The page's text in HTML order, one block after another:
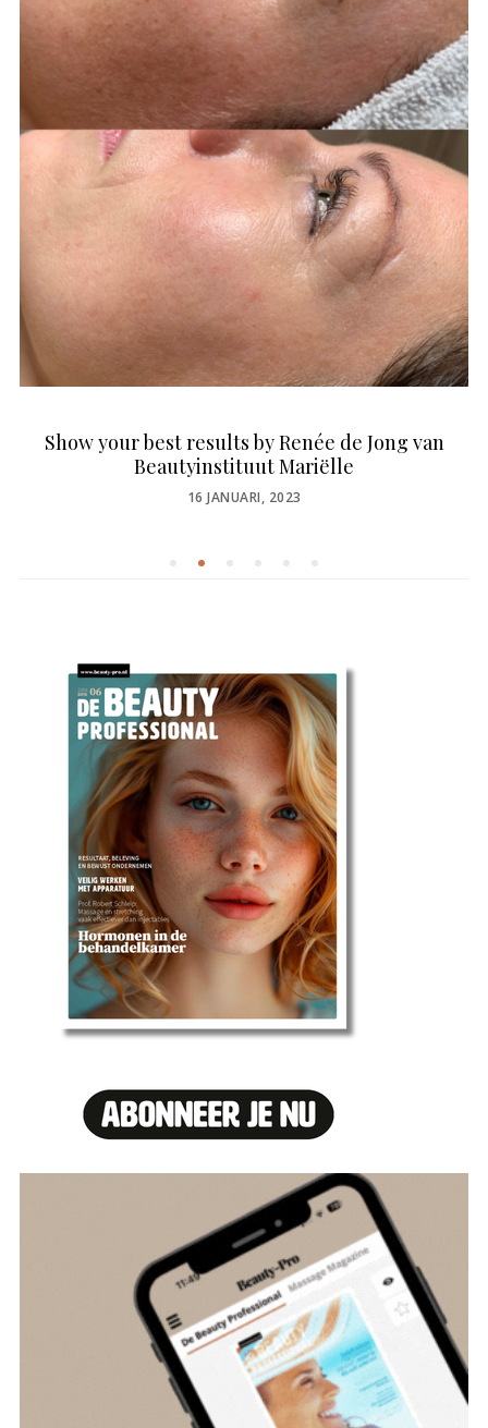
Show your best results by Renée de Jong van
Beautyinstituut Mariëlle
POSTED
16 JANUARI, 2023